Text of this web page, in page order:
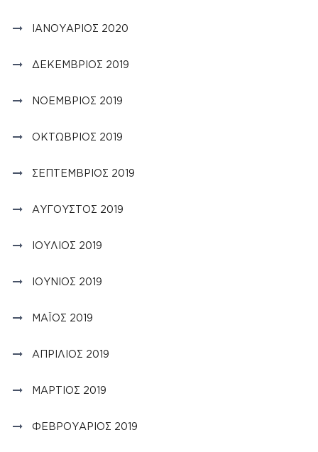
ΙΑΝΟΥΆΡΙΟΣ 2020
ΔΕΚΈΜΒΡΙΟΣ 2019
ΝΟΈΜΒΡΙΟΣ 2019
ΟΚΤΏΒΡΙΟΣ 2019
ΣΕΠΤΈΜΒΡΙΟΣ 2019
ΑΎΓΟΥΣΤΟΣ 2019
ΙΟΎΛΙΟΣ 2019
ΙΟΎΝΙΟΣ 2019
ΜΆΙΟΣ 2019
ΑΠΡΊΛΙΟΣ 2019
ΜΆΡΤΙΟΣ 2019
ΦΕΒΡΟΥΆΡΙΟΣ 2019